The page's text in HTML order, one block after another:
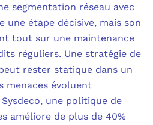
segmentation réseau avec
une étape décisive, mais son
tout sur une maintenance
réguliers. Une stratégie de
rester statique dans un
menaces évoluent
une politique de
améliore de plus de 40%